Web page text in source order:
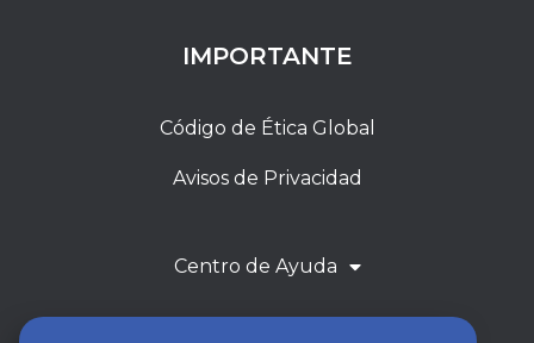
IMPORTANTE
Código de Ética Global
Avisos de Privacidad
Centro de Ayuda